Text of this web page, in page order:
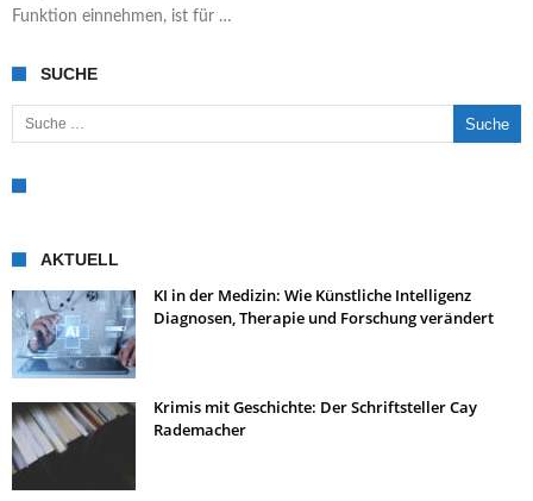
Funktion einnehmen, ist für …
SUCHE
Suche nach:
AKTUELL
KI in der Medizin: Wie Künstliche Intelligenz
Diagnosen, Therapie und Forschung verändert
Krimis mit Geschichte: Der Schriftsteller Cay
Rademacher